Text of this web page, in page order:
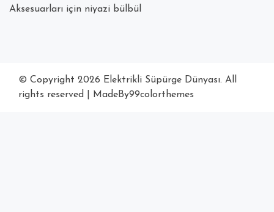
Aksesuarları için niyazi bülbül
© Copyright 2026 Elektrikli Süpürge Dünyası. All
rights reserved
MadeBy99colorthemes